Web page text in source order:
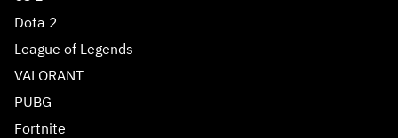
Dota 2
League of Legends
VALORANT
PUBG
Fortnite